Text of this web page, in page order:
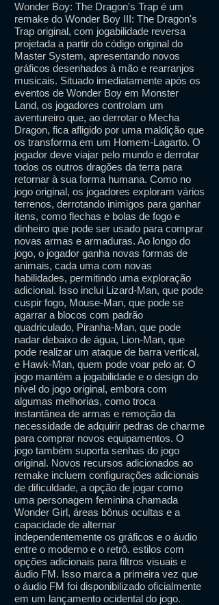
Wonder Boy: The Dragon's Trap é um
remake do Wonder Boy III: The Dragon's
Trap original, com jogabilidade reversa
projetada a partir do código original do
Master System, apresentando novos
gráficos desenhados à mão e rearranjos
musicais. Situado imediatamente após os
eventos de Wonder Boy em Monster
Land, os jogadores controlam um
aventureiro que, ao derrotar o Mecha
Dragon, fica afligido por uma maldição que
os transforma em um Homem-Lagarto. O
jogador deve viajar pelo mundo e derrotar
todos os outros dragões da terra para
retornar à sua forma humana. Como no
jogo original, os jogadores exploram vários
terrenos, derrotando inimigos para ganhar
itens, como flechas e bolas de fogo e
dinheiro que pode ser usado para comprar
novas armas e armaduras. Ao longo do
jogo, o jogador ganha novas formas de
animais, cada uma com novas
habilidades, permitindo uma exploração
adicional. Isso inclui Lizard-Man, que pode
cuspir fogo, Mouse-Man, que pode se
agarrar a blocos com padrão
quadriculado, Piranha-Man, que pode
nadar debaixo de água, Lion-Man, que
pode realizar um ataque de barra vertical,
e Hawk-Man, quem pode voar pelo ar. O
jogo mantém a jogabilidade e o design do
nível do jogo original, embora com
algumas melhorias, como troca
instantânea de armas e remoção da
necessidade de adquirir pedras de charme
para comprar novos equipamentos. O
jogo também suporta senhas do jogo
original. Novos recursos adicionados ao
remake incluem configurações adicionais
de dificuldade, a opção de jogar como
uma personagem feminina chamada
Wonder Girl, áreas bônus ocultas e a
capacidade de alternar
independentemente os gráficos e o áudio
entre o moderno e o retrô. estilos com
opções adicionais para filtros visuais e
áudio FM. Isso marca a primeira vez que
o áudio FM foi disponibilizado oficialmente
em um lançamento ocidental do jogo.